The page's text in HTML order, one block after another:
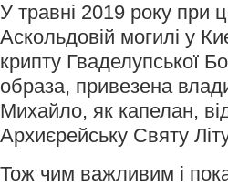
У травні 2019 року при
Аскольдовій могилі у
крипту Гваделупської
образа, привезена
Михайло, як капелан,
Архиєрейську Святу
Тож чим важливим і